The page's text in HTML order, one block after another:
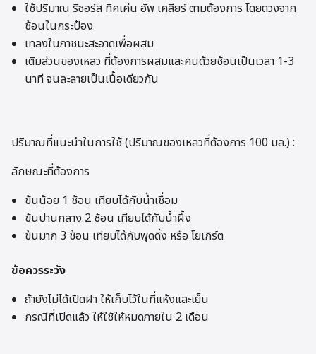
ใช้ปริมาณ รีซอร์ส ทิคเค่น อัพ เคลียร์ ตามต้องการ โดยตวงจาก
ช้อนในกระป๋อง
เทลงในภาชนะสะอาดเพื่อผสม
เติมส่วนของเหลว ที่ต้องการผสมและคนด้วยช้อนเป็นเวลา 1-3
นาที จนละลายเป็นเนื้อเดียวกัน
ปริมาณที่แนะนำในการใช้ (ปริมาณของเหลวที่ต้องการ 100 มล.) :
ลักษณะที่ต้องการ
ข้นน้อย 1 ช้อน เทียบได้กับน้ำเชื่อม
ข้นปานกลาง 2 ช้อน เทียบได้กับน้ำผึ้ง
ข้นมาก 3 ช้อน เทียบได้กับพุดดิ้ง หรือ โยเกิร์ต
ข้อควรระวัง
ถ้ายังไม่ได้เปิดฝา ให้เก็บไว้ในที่แห้งและเย็น
กรณีที่เปิดแล้ว ให้ใช้ให้หมดภายใน 2 เดือน